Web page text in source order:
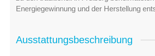
Energiegewinnung und der Herstellung
Ausstattungsbeschreibung